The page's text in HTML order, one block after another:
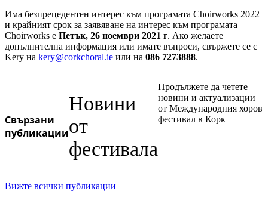
Има безпрецедентен интерес към програмата Choirworks 2022
и крайният срок за заявяване на интерес към програмата
Choirworks е Петък, 26 ноември 2021 г. Ако желаете
допълнителна информация или имате въпроси, свържете се с
Kery на kery@corkchoral.ie или на 086 7273888.
Свързани
публикации
Новини
от
фестивала
Продължете да четете
новини и актуализации
от Международния хоров
фестивал в Корк
Вижте всички публикации